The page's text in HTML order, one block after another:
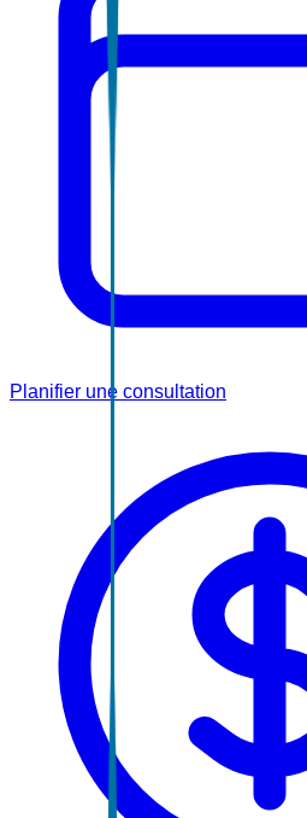
Planifier une consultation